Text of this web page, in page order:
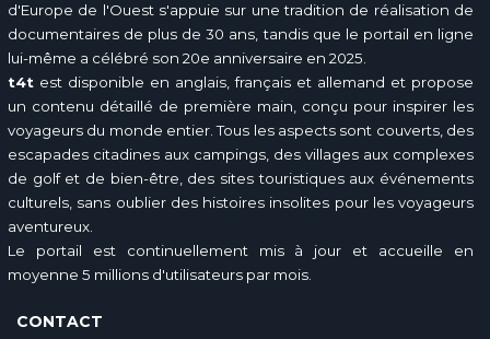
d'Europe de l'Ouest s'appuie sur une tradition de réalisation de
documentaires de plus de 30 ans, tandis que le portail en ligne
lui-même a célébré son 20e anniversaire en 2025.
t4t est disponible en anglais, français et allemand et propose
un contenu détaillé de première main, conçu pour inspirer les
voyageurs du monde entier. Tous les aspects sont couverts, des
escapades citadines aux campings, des villages aux complexes
de golf et de bien-être, des sites touristiques aux événements
culturels, sans oublier des histoires insolites pour les voyageurs
aventureux.
Le portail est continuellement mis à jour et accueille en
moyenne 5 millions d'utilisateurs par mois.
CONTACT